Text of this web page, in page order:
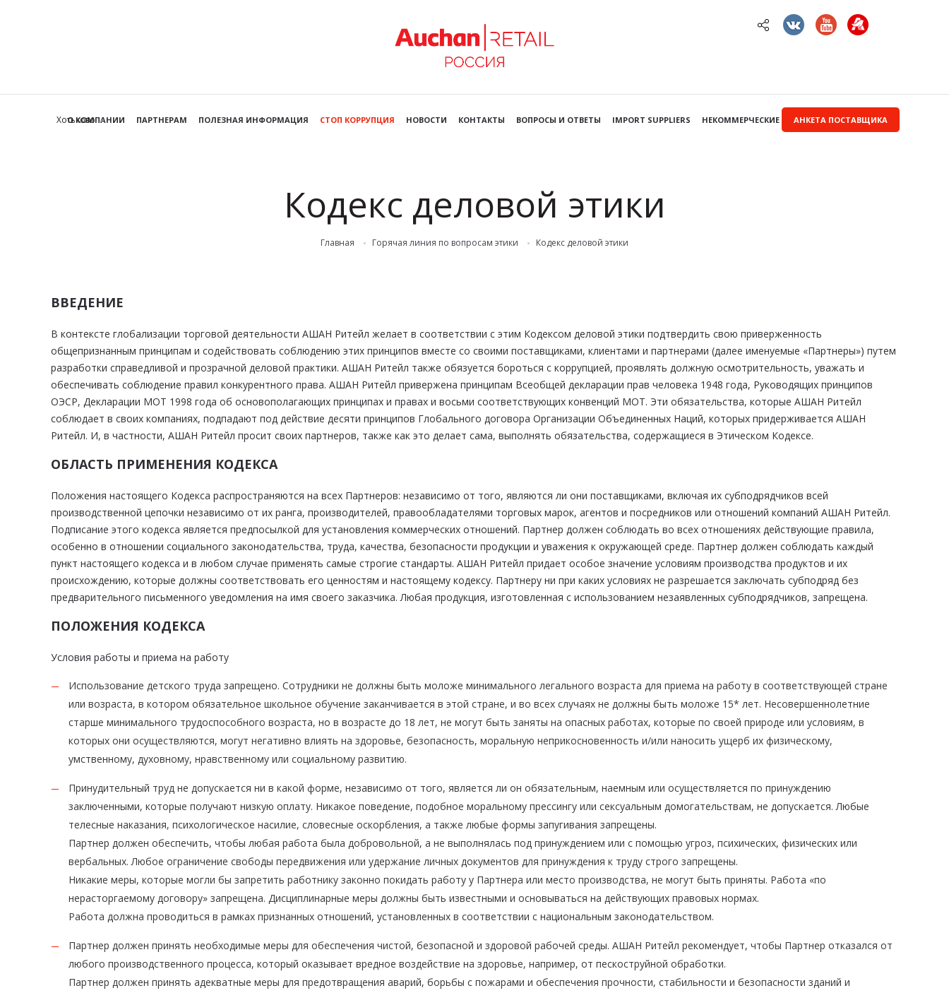
Хотьково АНКЕТА ПОСТАВЩИКА
О КОМПАНИИ ПАРТНЕРАМ ПОЛЕЗНАЯ ИНФОРМАЦИЯ СТОП КОРРУПЦИЯ НОВОСТИ КОНТАКТЫ ВОПРОСЫ И ОТВЕТЫ IMPORT SUPPLIERS НЕКОММЕРЧЕСКИЕ ЗАКУПКИ
Кодекс деловой этики
Главная Горячая линия по вопросам этики Кодекс деловой этики
ВВЕДЕНИЕ
В контексте глобализации торговой деятельности АШАН Ритейл желает в соответствии с этим Кодексом деловой этики подтвердить свою приверженность
общепризнанным принципам и содействовать соблюдению этих принципов вместе со своими поставщиками, клиентами и партнерами (далее именуемые «Партнеры») путем
разработки справедливой и прозрачной деловой практики. АШАН Ритейл также обязуется бороться с коррупцией, проявлять должную осмотрительность, уважать и
обеспечивать соблюдение правил конкурентного права. АШАН Ритейл привержена принципам Всеобщей декларации прав человека 1948 года, Руководящих принципов
ОЭСР, Декларации МОТ 1998 года об основополагающих принципах и правах и восьми соответствующих конвенций МОТ. Эти обязательства, которые АШАН Ритейл
соблюдает в своих компаниях, подпадают под действие десяти принципов Глобального договора Организации Объединенных Наций, которых придерживается АШАН
Ритейл. И, в частности, АШАН Ритейл просит своих партнеров, также как это делает сама, выполнять обязательства, содержащиеся в Этическом Кодексе.
ОБЛАСТЬ ПРИМЕНЕНИЯ КОДЕКСА
Положения настоящего Кодекса распространяются на всех Партнеров: независимо от того, являются ли они поставщиками, включая их субподрядчиков всей
производственной цепочки независимо от их ранга, производителей, правообладателями торговых марок, агентов и посредников или отношений компаний АШАН Ритейл.
Подписание этого кодекса является предпосылкой для установления коммерческих отношений. Партнер должен соблюдать во всех отношениях действующие правила,
особенно в отношении социального законодательства, труда, качества, безопасности продукции и уважения к окружающей среде. Партнер должен соблюдать каждый
пункт настоящего кодекса и в любом случае применять самые строгие стандарты. АШАН Ритейл придает особое значение условиям производства продуктов и их
происхождению, которые должны соответствовать его ценностям и настоящему кодексу. Партнеру ни при каких условиях не разрешается заключать субподряд без
предварительного письменного уведомления на имя своего заказчика. Любая продукция, изготовленная с использованием незаявленных субподрядчиков, запрещена.
ПОЛОЖЕНИЯ КОДЕКСА
Условия работы и приема на работу
Использование детского труда запрещено. Сотрудники не должны быть моложе минимального легального возраста для приема на работу в соответствующей стране
или возраста, в котором обязательное школьное обучение заканчивается в этой стране, и во всех случаях не должны быть моложе 15* лет. Несовершеннолетние
старше минимального трудоспособного возраста, но в возрасте до 18 лет, не могут быть заняты на опасных работах, которые по своей природе или условиям, в
которых они осуществляются, могут негативно влиять на здоровье, безопасность, моральную неприкосновенность и/или наносить ущерб их физическому,
умственному, духовному, нравственному или социальному развитию.
Принудительный труд не допускается ни в какой форме, независимо от того, является ли он обязательным, наемным или осуществляется по принуждению
заключенными, которые получают низкую оплату. Никакое поведение, подобное моральному прессингу или сексуальным домогательствам, не допускается. Любые
телесные наказания, психологическое насилие, словесные оскорбления, а также любые формы запугивания запрещены.
Партнер должен обеспечить, чтобы любая работа была добровольной, а не выполнялась под принуждением или с помощью угроз, психических, физических или
вербальных. Любое ограничение свободы передвижения или удержание личных документов для принуждения к труду строго запрещены.
Никакие меры, которые могли бы запретить работнику законно покидать работу у Партнера или место производства, не могут быть приняты. Работа «по
нерасторгаемому договору» запрещена. Дисциплинарные меры должны быть известными и основываться на действующих правовых нормах.
Работа должна проводиться в рамках признанных отношений, установленных в соответствии с национальным законодательством.
Партнер должен принять необходимые меры для обеспечения чистой, безопасной и здоровой рабочей среды. АШАН Ритейл рекомендует, чтобы Партнер отказался от
любого производственного процесса, который оказывает вредное воздействие на здоровье, например, от пескоструйной обработки.
Партнер должен принять адекватные меры для предотвращения аварий, борьбы с пожарами и обеспечения прочности, стабильности и безопасности зданий и